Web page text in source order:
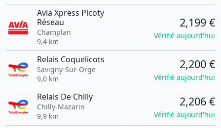
Avia Xpress Picoty
Réseau
Champlan
9,4 km
2,199 €
Vérifié aujourd'hui
Relais Coquelicots
Savigny-Sur-Orge
9,0 km
2,200 €
Vérifié aujourd'hui
Relais De Chilly
Chilly-Mazarin
9,9 km
2,206 €
Vérifié aujourd'hui